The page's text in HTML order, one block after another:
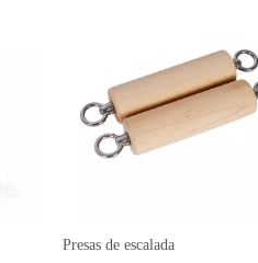
Presas de escalada